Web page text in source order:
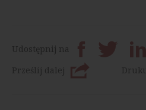
Udostępnij na
Prześlij dalej